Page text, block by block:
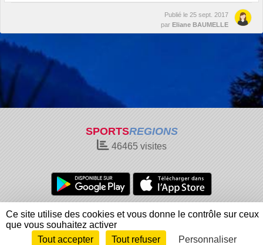
Publié le 25 sept. 2017
par Eliane BAUMELLE
SPORTSREGIONS
46465visites
Charte cookies
Gestion des cookies
Informations légales
Signaler un contenu inapproprié
Envie de participer ?
Connexion
Ce site utilise des cookies et vous donne le contrôle sur ceux
que vous souhaitez activer
Tout accepter
Tout refuser Personnaliser